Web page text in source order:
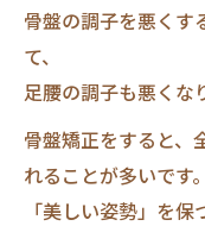
骨盤の調子を悪くす
て、
足腰の調子も悪くな
骨盤矯正をすると、
れることが多いです。
「美しい姿勢」を